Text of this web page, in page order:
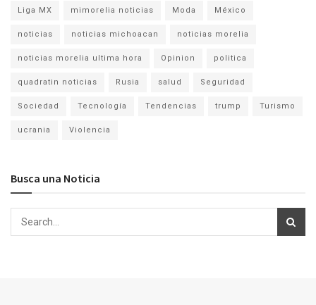
Liga MX mimorelia noticias Moda México
noticias noticias michoacan noticias morelia
noticias morelia ultima hora Opinion politica
quadratin noticias Rusia salud Seguridad
Sociedad Tecnología Tendencias trump Turismo
ucrania Violencia
Busca una Noticia